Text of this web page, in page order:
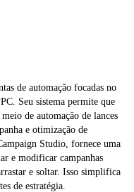
de automação focadas no
Seu sistema permite que
de automação de lances
e otimização de
Studio, fornece uma
e modificar campanhas
e soltar. Isso simplifica
de estratégia.